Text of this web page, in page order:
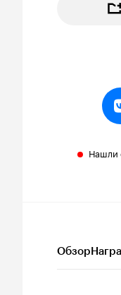
Нашли
Обзор